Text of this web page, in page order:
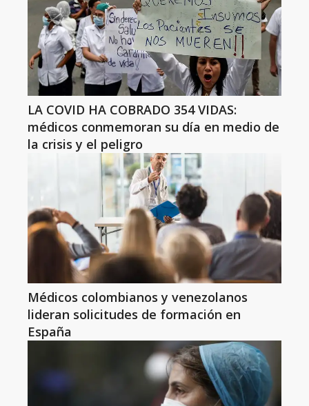
LA COVID HA COBRADO 354 VIDAS:
médicos conmemoran su día en medio de
la crisis y el peligro
Médicos colombianos y venezolanos
lideran solicitudes de formación en
España